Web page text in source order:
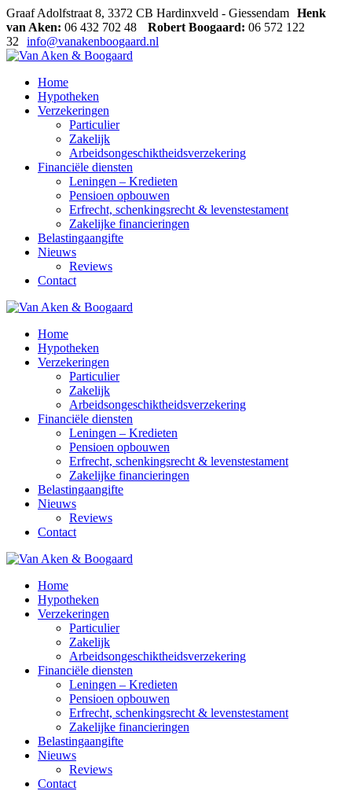
Graaf Adolfstraat 8, 3372 CB Hardinxveld - Giessendam Henk
van Aken: 06 432 702 48 Robert Boogaard: 06 572 122
32
info@vanakenboogaard.nl
Home
Hypotheken
Verzekeringen
Particulier
Zakelijk
Arbeidsongeschiktheidsverzekering
Financiële diensten
Leningen – Kredieten
Pensioen opbouwen
Erfrecht, schenkingsrecht & levenstestament
Zakelijke financieringen
Belastingaangifte
Nieuws
Reviews
Contact
Home
Hypotheken
Verzekeringen
Particulier
Zakelijk
Arbeidsongeschiktheidsverzekering
Financiële diensten
Leningen – Kredieten
Pensioen opbouwen
Erfrecht, schenkingsrecht & levenstestament
Zakelijke financieringen
Belastingaangifte
Nieuws
Reviews
Contact
Home
Hypotheken
Verzekeringen
Particulier
Zakelijk
Arbeidsongeschiktheidsverzekering
Financiële diensten
Leningen – Kredieten
Pensioen opbouwen
Erfrecht, schenkingsrecht & levenstestament
Zakelijke financieringen
Belastingaangifte
Nieuws
Reviews
Contact